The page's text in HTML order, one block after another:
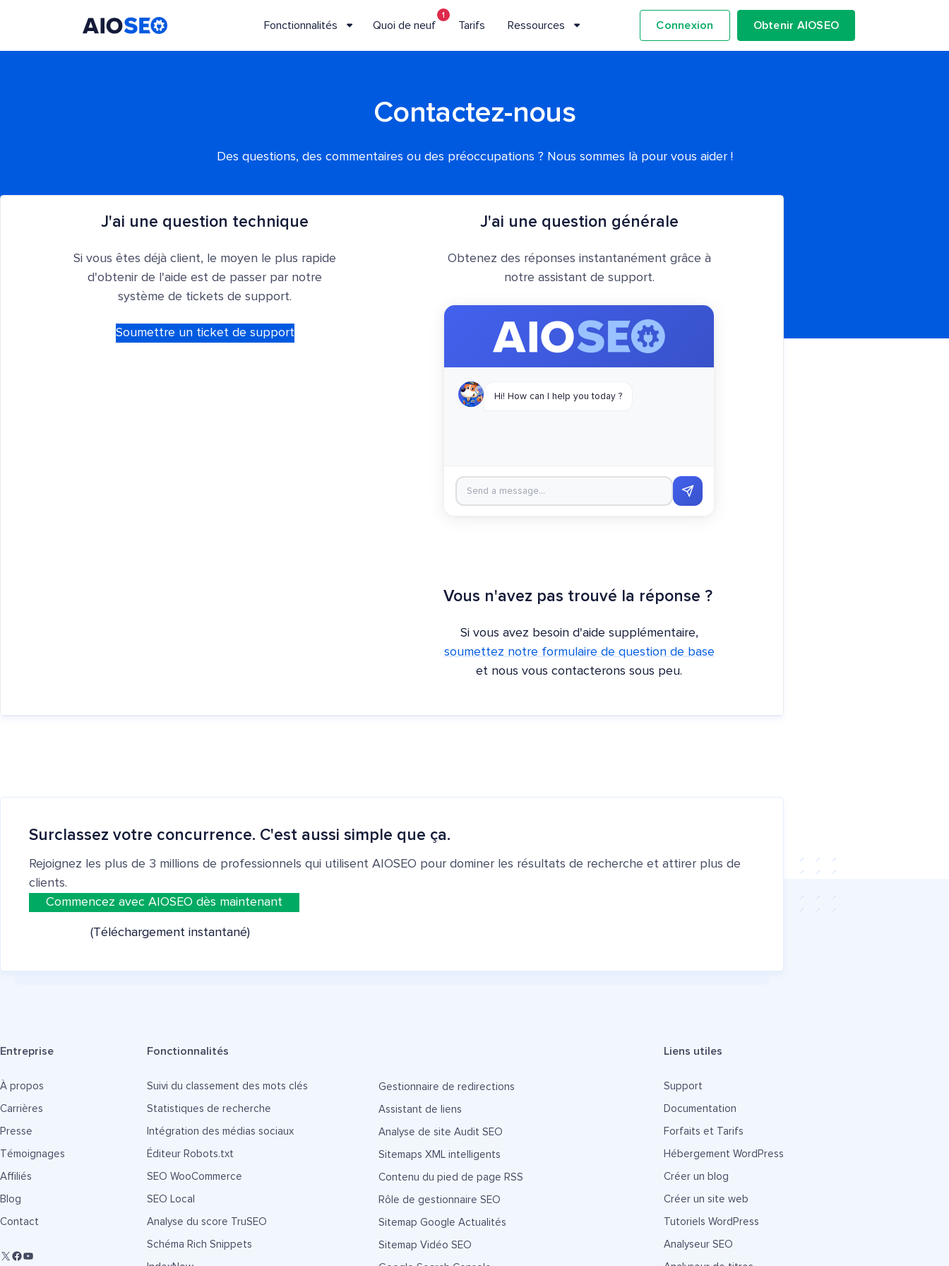
Fonctionnalités Quoi de neuf
1
Tarifs Ressources Connexion Obtenir AIOSEO
Contactez-nous
Des questions, des commentaires ou des préoccupations ? Nous sommes là pour vous aider !
J'ai une question technique
Si vous êtes déjà client, le moyen le plus rapide
d'obtenir de l'aide est de passer par notre
système de tickets de support.
Soumettre un ticket de support
J'ai une question générale
Obtenez des réponses instantanément grâce à
notre assistant de support.
Vous n'avez pas trouvé la réponse ?
Si vous avez besoin d'aide supplémentaire,
soumettez notre formulaire de question de base
et nous vous contacterons sous peu.
Surclassez votre concurrence. C'est aussi simple que ça.
Rejoignez les plus de 3 millions de professionnels qui utilisent AIOSEO pour dominer les résultats de recherche et attirer plus de
clients.
Commencez avec AIOSEO dès maintenant
(Téléchargement instantané)
Entreprise
À propos
Carrières
Presse
Témoignages
Affiliés
Blog
Contact
Fonctionnalités
Suivi du classement des mots clés
Statistiques de recherche
Intégration des médias sociaux
Éditeur Robots.txt
SEO WooCommerce
SEO Local
Analyse du score TruSEO
Schéma Rich Snippets
Gestionnaire de redirections
Assistant de liens
Analyse de site Audit SEO
Sitemaps XML intelligents
Contenu du pied de page RSS
Rôle de gestionnaire SEO
Sitemap Google Actualités
Sitemap Vidéo SEO
Liens utiles
Support
Documentation
Forfaits et Tarifs
Hébergement WordPress
Créer un blog
Créer un site web
Tutoriels WordPress
Analyseur SEO